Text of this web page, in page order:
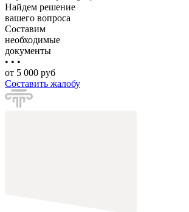
Найдем решение
вашего вопроса
Составим
необходимые
документы
• • •
от 5 000 руб
Составить жалобу